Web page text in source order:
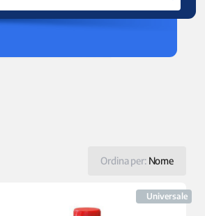
Ordina per: Nome
Universale